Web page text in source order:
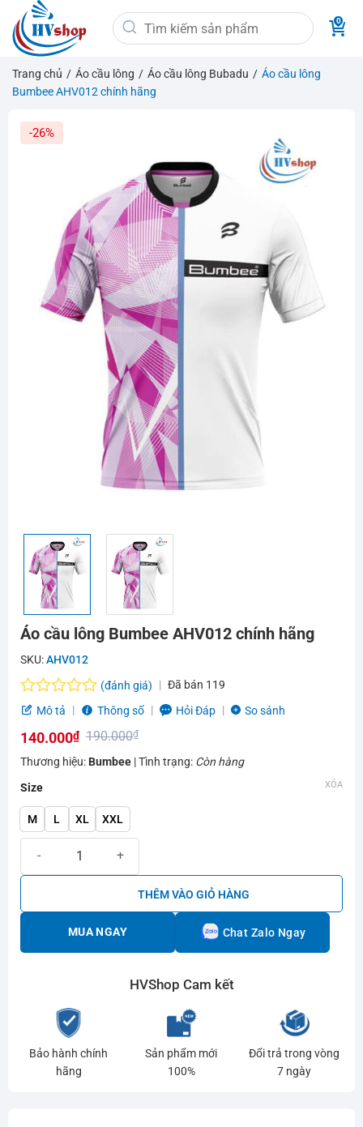
qua
nội
dung
Tìm
kiếm:
Trang chủ / Áo cầu lông / Áo cầu lông Bubadu / Áo cầu lông
Bumbee AHV012 chính hãng
-26%
Áo cầu lông Bumbee AHV012 chính hãng
SKU:AHV012
Được
hạng
0.0
5
sao
(đánh giá) Đã bán 119
Mô tả
Thông số Hỏi Đáp So sánh
190.000₫
Giá
190.000₫.
140.000₫
Giá
là:
Thương hiệu: Bumbee| Tình trạng: Còn hàng
Size
M L XL XXL
XÓA
THÊM VÀO GIỎ HÀNG
MUA NGAY Chat Zalo Ngay
HVShop Cam kết
Bảo hành chính
hãng
Sản phẩm mới
100%
Đổi trả trong vòng
7 ngày